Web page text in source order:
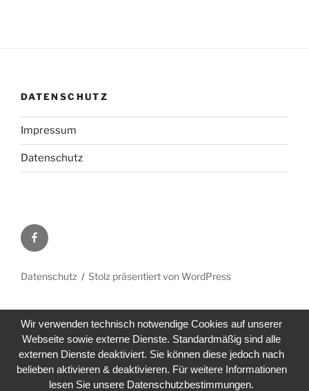
DATENSCHUTZ
Impressum
Datenschutz
Facebook
Datenschutz Stolz präsentiert von WordPress
Wir verwenden technisch notwendige Cookies auf unserer
Webseite sowie externe Dienste. Standardmäßig sind alle
externen Dienste deaktiviert. Sie können diese jedoch nach
belieben aktivieren & deaktivieren. Für weitere Informationen
lesen Sie unsere Datenschutzbestimmungen.